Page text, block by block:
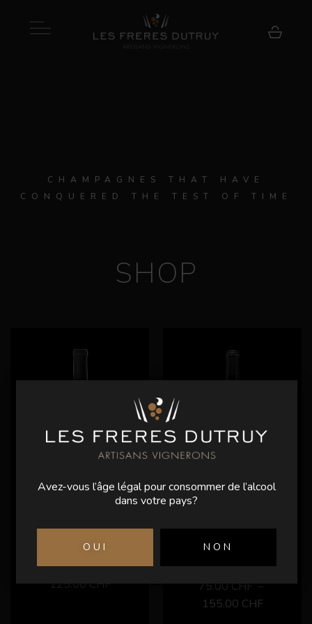
CHAMPAGNES THAT HAVE
CONQUERED THE TEST OF TIME
SHOP
60.00CHF–
125.00CHF 75.00CHF–
155.00 CHF
Avez-vous l’âge légal pour consommer de l’alcool
dans votre pays?
OUI NON